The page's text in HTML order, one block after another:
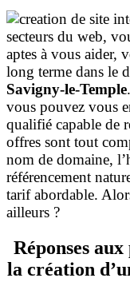
secteurs du web,
aptes à vous aider,
long terme dans le
Savigny-le-Temple
vous pouvez vous
qualifié capable de
offres sont tout
nom de domaine,
référencement
tarif abordable.
ailleurs ?
Réponses
la création